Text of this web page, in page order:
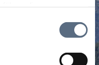
haben oder die
Dienste gesammelt